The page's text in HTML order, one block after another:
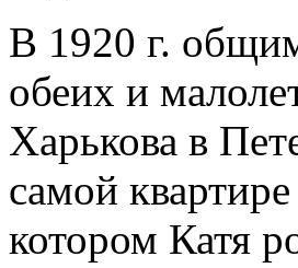
В 1920 г.
обеих и
Харькова в
самой
котором Катя